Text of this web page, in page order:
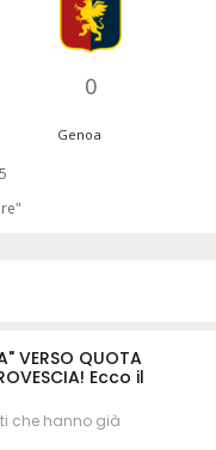
0
Genoa
VERSO QUOTA
Ecco il
che hanno già